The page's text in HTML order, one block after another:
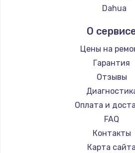
Dahua
О
Цены на
Гарантия
Отзывы
Оплата и
FAQ
Контакты
Карта сайта